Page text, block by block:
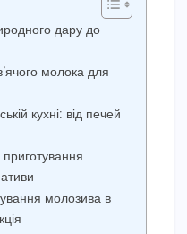
дару до
молока для
кухні: від печей
приготування
молозива в